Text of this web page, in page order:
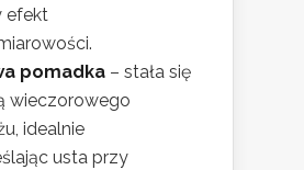
efekt
pomadka – stała się
wieczorowego
idealnie
usta przy